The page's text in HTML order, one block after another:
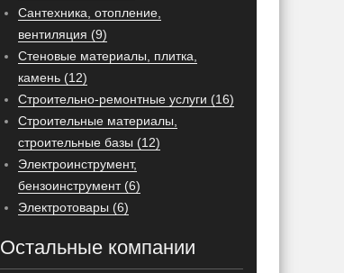
Сантехника, отопление,
вентиляция (9)
Стеновые материалы, плитка,
камень (12)
Строительно-ремонтные услуги (16)
Строительные материалы,
строительные базы (12)
Электроинструмент,
бензоинструмент (6)
Электротовары (6)
Остальные компании